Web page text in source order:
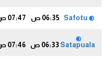
06:35 ص 07:47 ص
Satapuala 06:33 ص 07:46 ص